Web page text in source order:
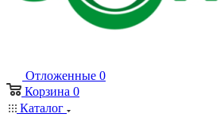
Отложенные 0
Корзина 0
Каталог